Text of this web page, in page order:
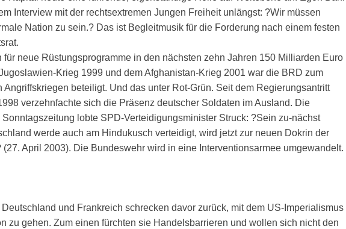
Interview mit der rechtsextremen Jungen Freiheit unlängst: ?Wir müssen
Nation zu sein.? Das ist Begleitmusik für die Forderung nach einem festen
für neue Rüstungsprogramme in den nächsten zehn Jahren 150 Milliarden Euro
Krieg 1999 und dem Afghanistan-Krieg 2001 war die BRD zum
Angriffskriegen beteiligt. Und das unter Rot-Grün. Seit dem Regierungsantritt
verzehnfachte sich die Präsenz deutscher Soldaten im Ausland. Die
lobte SPD-Verteidigungsminister Struck: ?Sein zu-nächst
werde auch am Hindukusch verteidigt, wird jetzt zur neuen Dokrin der
(27. April 2003). Die Bundeswehr wird in eine Interventionsarmee umgewandelt.
und Frankreich schrecken davor zurück, mit dem US-Imperialismus
zu gehen. Zum einen fürchten sie Handelsbarrieren und wollen sich nicht den